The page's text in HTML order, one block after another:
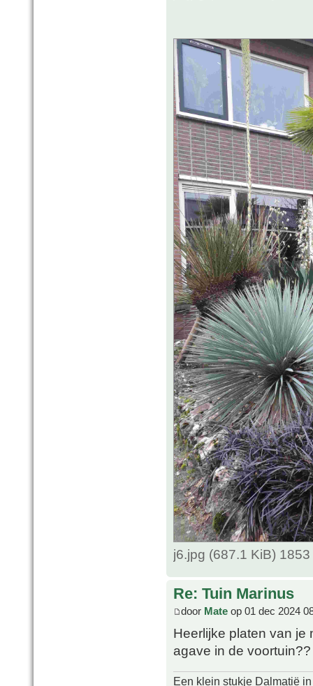
j6.jpg (687.1 KiB)
Re: Tuin Marinus
door Mate op 01 dec 2024
Heerlijke platen van je
agave in de voortuin??
Een klein stukje Dalmatië